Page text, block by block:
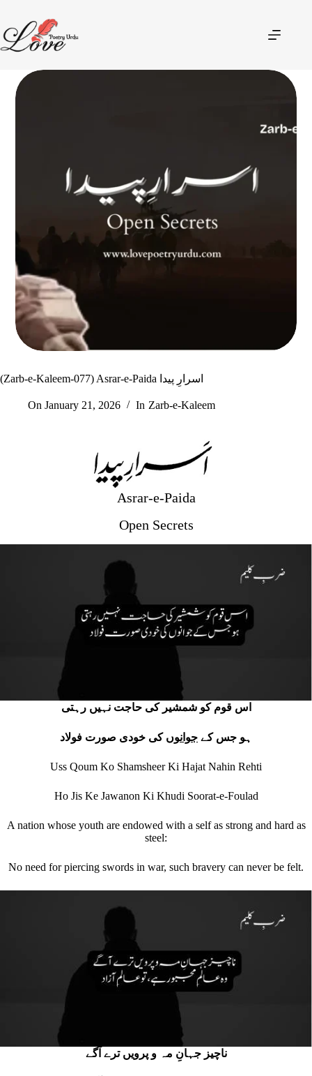
(Zarb-e-Kaleem-077) Asrar-e-Paida اسرارِ پیدا
On January 21, 2026 In Zarb-e-Kaleem
Asrar-e-Paida
Open Secrets
اس قوم کو شمشیر کی حاجت نہیں رہتی
ہو جس کے جوانوں کی خودی صورت فولاد
Uss Qoum Ko Shamsheer Ki Hajat Nahin Rehti
Ho Jis Ke Jawanon Ki Khudi Soorat-e-Foulad
A nation whose youth are endowed with a self as strong and hard as
steel:
No need for piercing swords in war, such bravery can never be felt.
ناچیز جہانِ مہ و پرویں ترے آگے